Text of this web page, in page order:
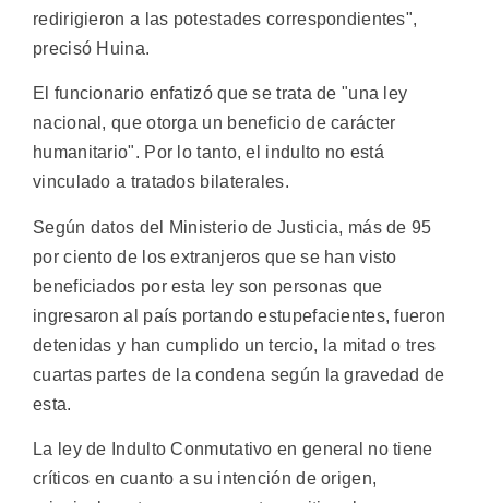
redirigieron a las potestades correspondientes",
precisó Huina.
El funcionario enfatizó que se trata de "una ley
nacional, que otorga un beneficio de carácter
humanitario". Por lo tanto, el indulto no está
vinculado a tratados bilaterales.
Según datos del Ministerio de Justicia, más de 95
por ciento de los extranjeros que se han visto
beneficiados por esta ley son personas que
ingresaron al país portando estupefacientes, fueron
detenidas y han cumplido un tercio, la mitad o tres
cuartas partes de la condena según la gravedad de
esta.
La ley de Indulto Conmutativo en general no tiene
críticos en cuanto a su intención de origen,